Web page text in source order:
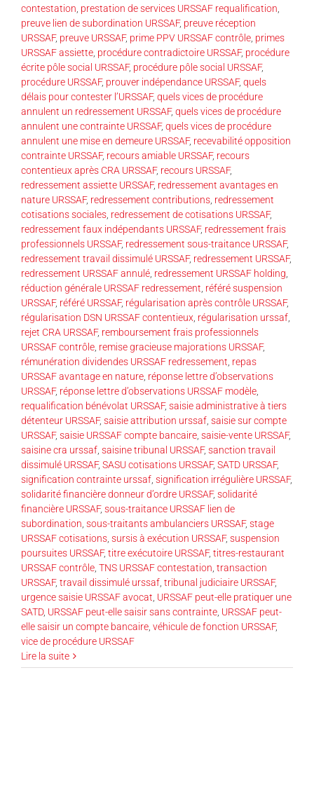
contestation prestation de services URSSAF requalification
preuve lien de subordination URSSAF, preuve réception
URSSAF, preuve URSSAF, prime PPV URSSAF contrôle primes
URSSAF assiette procédure contradictoire URSSAF, procédure
écrite pôle social URSSAF, procédure pôle social URSSAF,
procédure URSSAF, prouver indépendance URSSAF, quels
délais pour contester l’URSSAF, quels vices de procédure
annulent un redressement URSSAF, quels vices de procédure
annulent une contrainte URSSAF, quels vices de procédure
annulent une mise en demeure URSSAF, recevabilité opposition
contrainte URSSAF, recours amiable URSSAF, recours
contentieux après CRA URSSAF, recours URSSAF,
redressement assiette URSSAF, redressement avantages en
nature URSSAF, redressement contributions redressement
cotisations sociales redressement de cotisations URSSAF,
redressement faux indépendants URSSAF, redressement frais
professionnels URSSAF, redressement sous-traitance URSSAF,
redressement travail dissimulé URSSAF, redressement URSSAF,
redressement URSSAF annulé redressement URSSAF holding
réduction générale URSSAF redressement référé suspension
URSSAF, référé URSSAF, régularisation après contrôle URSSAF,
régularisation DSN URSSAF contentieux régularisation urssaf
rejet CRA URSSAF, remboursement frais professionnels
URSSAF contrôle remise gracieuse majorations URSSAF,
rémunération dividendes URSSAF redressement repas
URSSAF avantage en nature réponse lettre d’observations
URSSAF, réponse lettre d’observations URSSAF modèle
requalification bénévolat URSSAF, saisie administrative à tiers
détenteur URSSAF, saisie attribution urssaf saisie sur compte
URSSAF, saisie URSSAF compte bancaire saisie-vente URSSAF,
saisine cra urssaf saisine tribunal URSSAF, sanction travail
dissimulé URSSAF, SASU cotisations URSSAF, SATD URSSAF,
signification contrainte urssaf signification irrégulière URSSAF,
solidarité financière donneur d’ordre URSSAF, solidarité
financière URSSAF, sous-traitance URSSAF lien de
subordination sous-traitants ambulanciers URSSAF, stage
URSSAF cotisations sursis à exécution URSSAF, suspension
poursuites URSSAF, titre exécutoire URSSAF, titres-restaurant
URSSAF contrôle TNS URSSAF contestation transaction
URSSAF, travail dissimulé urssaf tribunal judiciaire URSSAF,
urgence saisie URSSAF avocat URSSAF peut-elle pratiquer une
SATD, URSSAF peut-elle saisir sans contrainte URSSAF peut-
elle saisir un compte bancaire véhicule de fonction URSSAF,
vice de procédure URSSAF
Lire la suite